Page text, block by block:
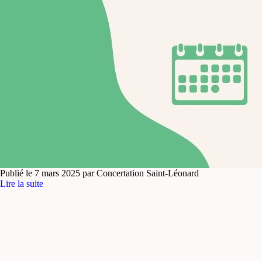
Publié le 7 mars 2025 par Concertation Saint-Léonard
Lire la suite